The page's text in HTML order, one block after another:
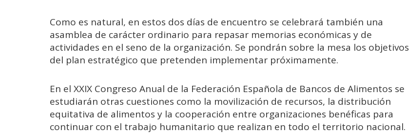
Como es natural, en estos dos días de encuentro se celebrará también una
asamblea de carácter ordinario para repasar memorias económicas y de
actividades en el seno de la organización. Se pondrán sobre la mesa los objetivos
del plan estratégico que pretenden implementar próximamente.
En el XXIX Congreso Anual de la Federación Española de Bancos de Alimentos se
estudiarán otras cuestiones como la movilización de recursos, la distribución
equitativa de alimentos y la cooperación entre organizaciones benéficas para
continuar con el trabajo humanitario que realizan en todo el territorio nacional.